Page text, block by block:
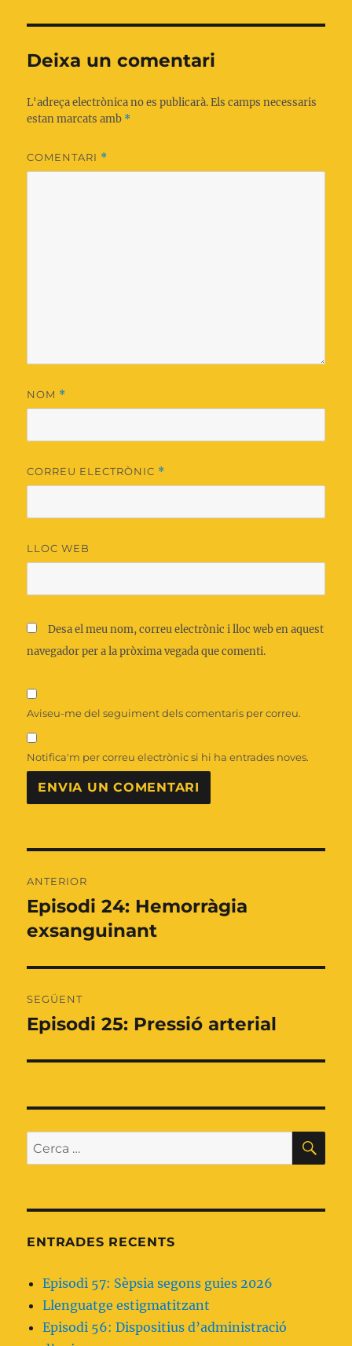
Deixa un comentari
L'adreça electrònica no es publicarà. Els camps necessaris
estan marcats amb *
COMENTARI *
NOM *
CORREU ELECTRÒNIC *
LLOC WEB
Desa el meu nom, correu electrònic i lloc web en aquest
navegador per a la pròxima vegada que comenti.
Aviseu-me del seguiment dels comentaris per correu.
Notifica'm per correu electrònic si hi ha entrades noves.
d'entrades
ANTERIOR
Entrada
anterior:
Episodi 24: Hemorràgia
exsanguinant
SEGÜENT
Entrada
Episodi 25: Pressió arterial
Cerca:
ENTRADES RECENTS
Episodi 57: Sèpsia segons guies 2026
Llenguatge estigmatitzant
Episodi 56: Dispositius d’administració